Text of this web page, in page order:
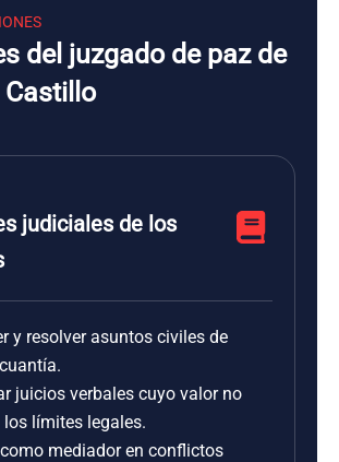
del juzgado de paz de
Castillo
judiciales de los
y resolver asuntos civiles de
juicios verbales cuyo valor no
los límites legales.
mediador en conflictos